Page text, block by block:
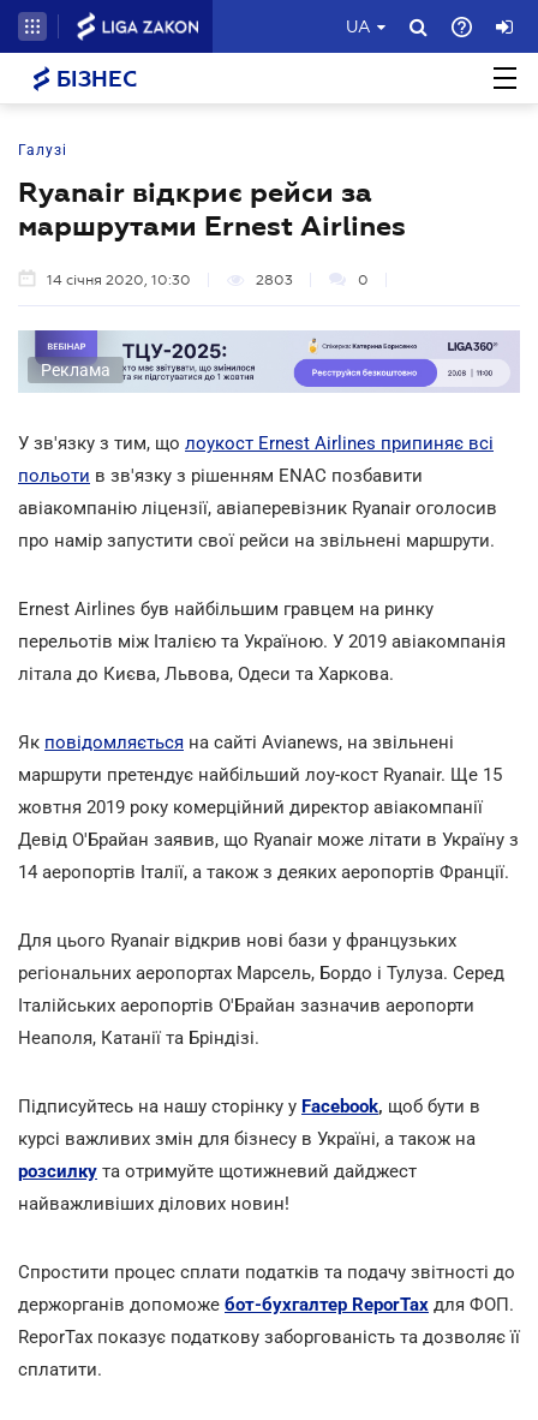
UA
БІЗНЕС
Галузі
Ryanair відкриє рейси за
маршрутами Ernest Airlines
14 січня 2020, 10:30 2803 0
Реклама
У зв'язку з тим, що лоукост Ernest Airlines припиняє всі
польоти в зв'язку з рішенням ENAC позбавити
авіакомпанію ліцензії, авіаперевізник Ryanair оголосив
про намір запустити свої рейси на звільнені маршрути.
Ernest Airlines був найбільшим гравцем на ринку
перельотів між Італією та Україною. У 2019 авіакомпанія
літала до Києва, Львова, Одеси та Харкова.
Як повідомляється на сайті Avianews, на звільнені
маршрути претендує найбільший лоу-кост Ryanair. Ще 15
жовтня 2019 року комерційний директор авіакомпанії
Девід О'Брайан заявив, що Ryanair може літати в Україну з
14 аеропортів Італії, а також з деяких аеропортів Франції.
Для цього Ryanair відкрив нові бази у французьких
регіональних аеропортах Марсель, Бордо і Тулуза. Серед
Італійських аеропортів О'Брайан зазначив аеропорти
Неаполя, Катанії та Бріндізі.
Підписуйтесь на нашу сторінку у Facebook, щоб бути в
курсі важливих змін для бізнесу в Україні, а також на
розсилку та отримуйте щотижневий дайджест
найважливіших ділових новин!
Спростити процес сплати податків та подачу звітності до
держорганів допоможе бот-бухгалтер ReporTax для ФОП.
ReporTax показує податкову заборгованість та дозволяє її
cплатити.